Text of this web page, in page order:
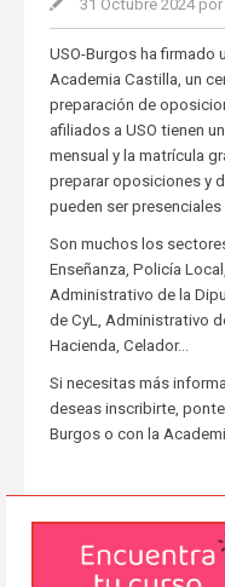
31 Octubre 2024 por
USO-Burgos ha firmado
Academia Castilla, un
preparación de
afiliados a USO tienen
mensual y la matrícula
preparar oposiciones y
pueden ser
Son muchos los
Enseñanza, Policía
Administrativo de la
de CyL, Administrativo
Hacienda, Celador…
Si necesitas más
deseas inscribirte,
Burgos o con la